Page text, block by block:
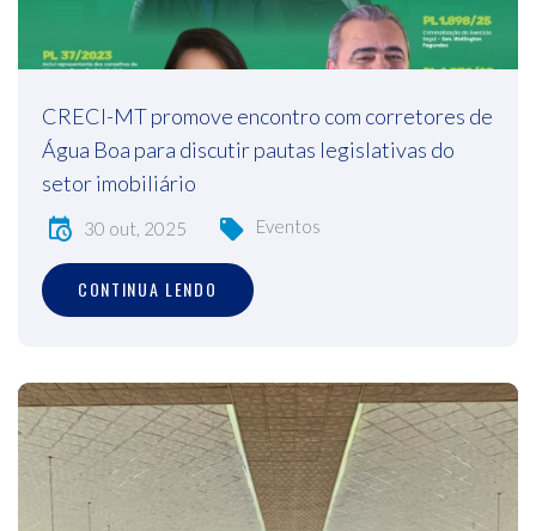
CRECI-MT promove encontro com corretores de
Água Boa para discutir pautas legislativas do
setor imobiliário
30 out, 2025 Eventos
CONTINUA LENDO